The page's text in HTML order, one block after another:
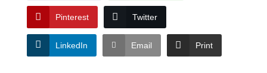
Pinterest Twitter
LinkedIn Email Print